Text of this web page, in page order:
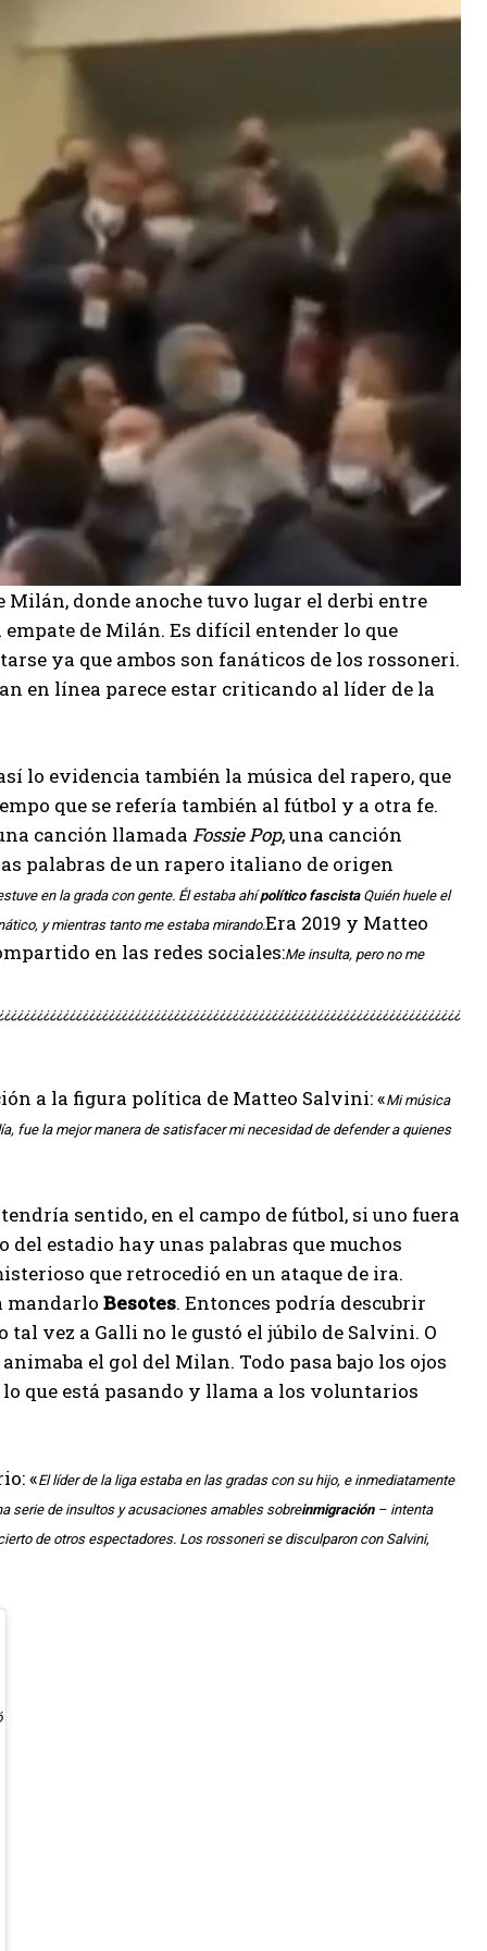
Milán, donde anoche tuvo lugar el derbi entre
de Milán. Es difícil entender lo que
ya que ambos son fanáticos de los rossoneri.
en línea parece estar criticando al líder de la
lo evidencia también la música del rapero, que
que se refería también al fútbol y a otra fe.
canción llamada Fossie Pop, una canción
palabras de un rapero italiano de origen
en la grada con gente. Él estaba ahípolítico fascistaQuién huele el
y mientras tanto me estaba mirando.Era 2019 y Matteo
en las redes sociales:Me insulta, pero no me
a la figura política de Matteo Salvini: «Mi música
fue la mejor manera de satisfacer mi necesidad de defender a quienes
sentido, en el campo de fútbol, ​​si uno fuera
estadio hay unas palabras que muchos
que retrocedió en un ataque de ira.
mandarlo Besotes. Entonces podría descubrir
vez a Galli no le gustó el júbilo de Salvini. O
el gol del Milan. Todo pasa bajo los ojos
que está pasando y llama a los voluntarios
«El líder de la liga estaba en las gradas con su hijo, e inmediatamente
serie de insultos y acusaciones amables sobreinmigración – intenta
de otros espectadores. Los rossoneri se disculparon con Salvini,